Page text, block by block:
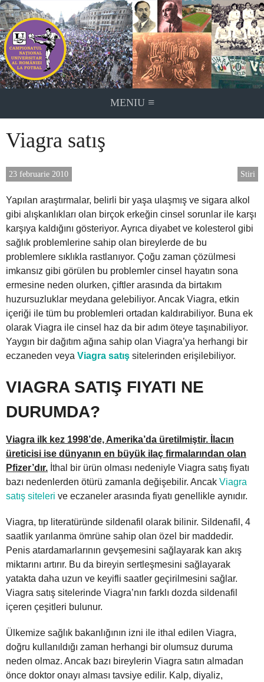
Skip
to
content
MENIU ≡
Viagra satış
Stiri
23 februarie 2010
Yapılan araştırmalar, belirli bir yaşa ulaşmış ve sigara alkol
gibi alışkanlıkları olan birçok erkeğin cinsel sorunlar ile karşı
karşıya kaldığını gösteriyor. Ayrıca diyabet ve kolesterol gibi
sağlık problemlerine sahip olan bireylerde de bu
problemlere sıklıkla rastlanıyor. Çoğu zaman çözülmesi
imkansız gibi görülen bu problemler cinsel hayatın sona
ermesine neden olurken, çiftler arasında da birtakım
huzursuzluklar meydana gelebiliyor. Ancak Viagra, etkin
içeriği ile tüm bu problemleri ortadan kaldırabiliyor. Buna ek
olarak Viagra ile cinsel haz da bir adım öteye taşınabiliyor.
Yaygın bir dağıtım ağına sahip olan Viagra’ya herhangi bir
eczaneden veya Viagra satış sitelerinden erişilebiliyor.
VIAGRA SATIŞ FIYATI NE
DURUMDA?
Viagra ilk kez 1998’de, Amerika’da üretilmiştir. İlacın
üreticisi ise dünyanın en büyük ilaç firmalarından olan
Pfizer’dır. İthal bir ürün olması nedeniyle Viagra satış fiyatı
bazı nedenlerden ötürü zamanla değişebilir. Ancak Viagra
satış siteleri ve eczaneler arasında fiyatı genellikle aynıdır.
Viagra, tıp literatüründe sildenafil olarak bilinir. Sildenafil, 4
saatlik yarılanma ömrüne sahip olan özel bir maddedir.
Penis atardamarlarının gevşemesini sağlayarak kan akış
miktarını artırır. Bu da bireyin sertleşmesini sağlayarak
yatakta daha uzun ve keyifli saatler geçirilmesini sağlar.
Viagra satış sitelerinde Viagra’nın farklı dozda sildenafil
içeren çeşitleri bulunur.
Ülkemize sağlık bakanlığının izni ile ithal edilen Viagra,
doğru kullanıldığı zaman herhangi bir olumsuz duruma
neden olmaz. Ancak bazı bireylerin Viagra satın almadan
önce doktor onayı alması tavsiye edilir. Kalp, diyaliz,